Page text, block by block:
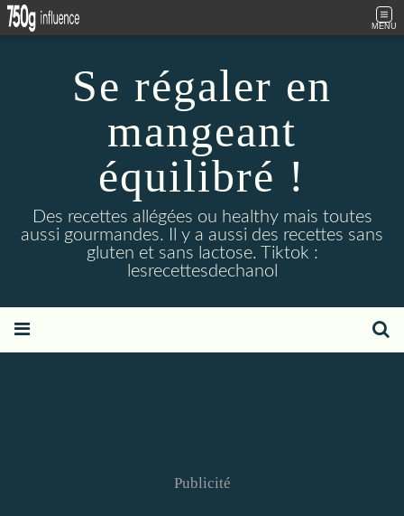
MENU
Se régaler en
mangeant
équilibré !
Des recettes allégées ou healthy mais toutes
aussi gourmandes. Il y a aussi des recettes sans
gluten et sans lactose. Tiktok :
lesrecettesdechanol
Publicité